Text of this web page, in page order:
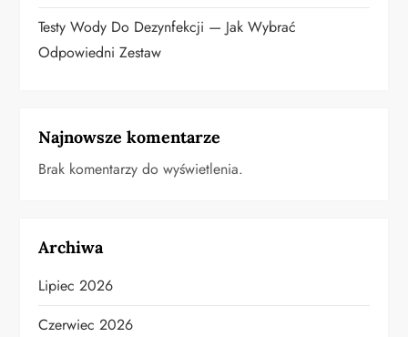
Testy Wody Do Dezynfekcji — Jak Wybrać
Odpowiedni Zestaw
Najnowsze komentarze
Brak komentarzy do wyświetlenia.
Archiwa
Lipiec 2026
Czerwiec 2026